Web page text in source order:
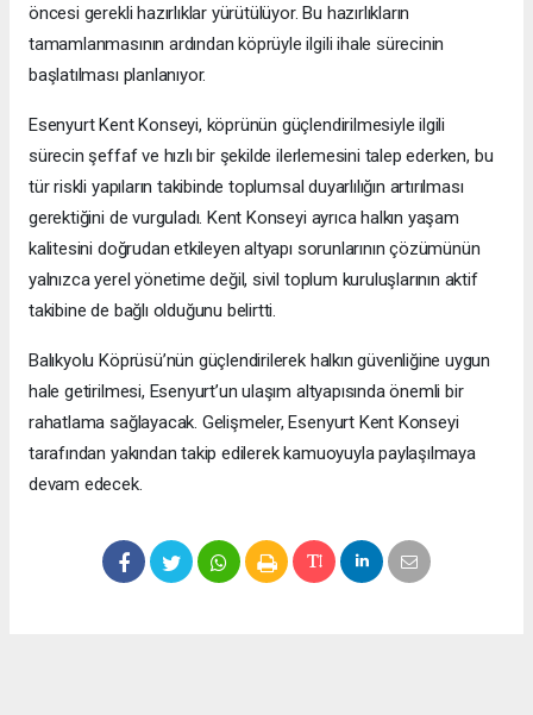
öncesi gerekli hazırlıklar yürütülüyor. Bu hazırlıkların
tamamlanmasının ardından köprüyle ilgili ihale sürecinin
başlatılması planlanıyor.
Esenyurt Kent Konseyi, köprünün güçlendirilmesiyle ilgili
sürecin şeffaf ve hızlı bir şekilde ilerlemesini talep ederken, bu
tür riskli yapıların takibinde toplumsal duyarlılığın artırılması
gerektiğini de vurguladı. Kent Konseyi ayrıca halkın yaşam
kalitesini doğrudan etkileyen altyapı sorunlarının çözümünün
yalnızca yerel yönetime değil, sivil toplum kuruluşlarının aktif
takibine de bağlı olduğunu belirtti.
Balıkyolu Köprüsü’nün güçlendirilerek halkın güvenliğine uygun
hale getirilmesi, Esenyurt’un ulaşım altyapısında önemli bir
rahatlama sağlayacak. Gelişmeler, Esenyurt Kent Konseyi
tarafından yakından takip edilerek kamuoyuyla paylaşılmaya
devam edecek.